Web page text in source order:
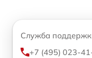
Служба
+7 (495) 023-